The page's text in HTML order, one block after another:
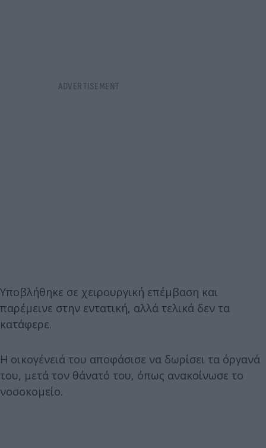
Υποβλήθηκε σε χειρουργική επέμβαση και
παρέμεινε στην εντατική, αλλά τελικά δεν τα
κατάφερε.
Η οικογένειά του αποφάσισε να δωρίσει τα όργανά
του, μετά τον θάνατό του, όπως ανακοίνωσε το
νοσοκομείο.